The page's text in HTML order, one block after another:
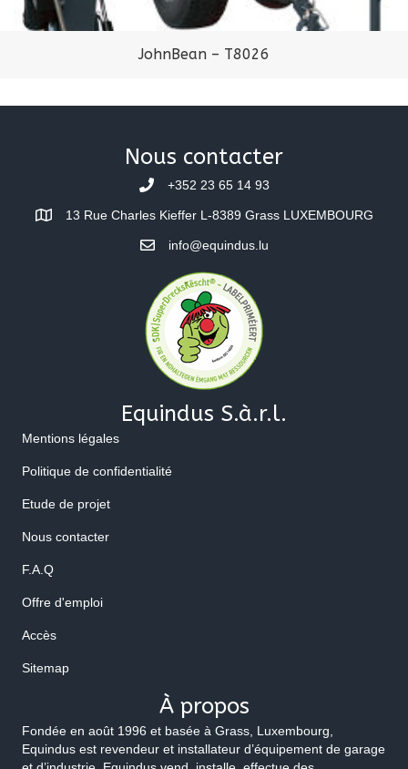
JohnBean – T8026
Nous contacter
+352 23 65 14 93
13 Rue Charles Kieffer L-8389 Grass LUXEMBOURG
info@equindus.lu
Equindus S.à.r.l.
Mentions légales
Politique de confidentialité
Etude de projet
Nous contacter
F.A.Q
Offre d'emploi
Accès
Sitemap
À propos
Fondée en août 1996 et basée à Grass, Luxembourg,
Equindus est revendeur et installateur d’équipement de garage